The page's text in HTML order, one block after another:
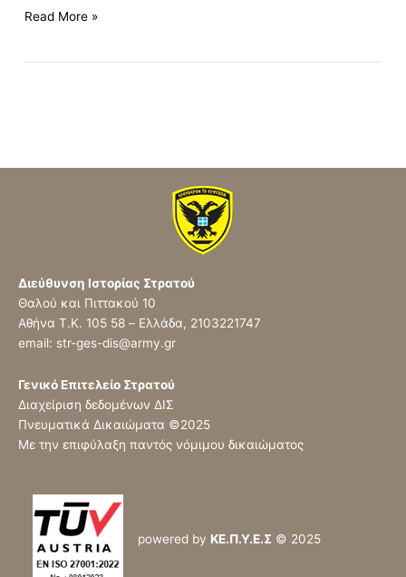
Read More »
Διεύθυνση Ιστορίας Στρατού
Θαλού και Πιττακού 10
Αθήνα Τ.Κ. 105 58 – Ελλάδα, 2103221747
email: str-ges-dis@army.gr
Γενικό Επιτελείο Στρατού
Διαχείριση δεδομένων ΔΙΣ
Πνευματικά Δικαιώματα ©2025
Με την επιφύλαξη παντός νόμιμου δικαιώματος
powered by ΚΕ.Π.Υ.Ε.Σ © 2025